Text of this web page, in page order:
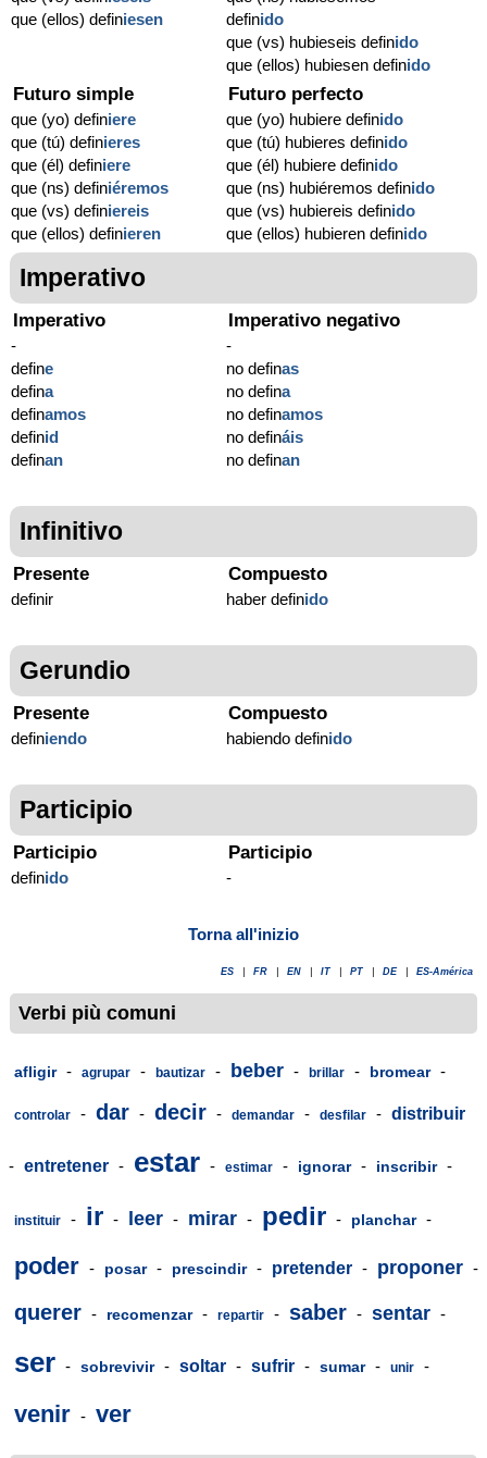
que (ellos) definiesen
definido
que (vs) hubieseis definido
que (ellos) hubiesen definido
Futuro simple
que (yo) definiere
que (tú) definieres
que (él) definiere
que (ns) definiéremos
que (vs) definiereis
que (ellos) definieren
Futuro perfecto
que (yo) hubiere definido
que (tú) hubieres definido
que (él) hubiere definido
que (ns) hubiéremos definido
que (vs) hubiereis definido
que (ellos) hubieren definido
Imperativo
Imperativo
-
define
defina
definamos
definid
definan
Imperativo negativo
-
no definas
no defina
no definamos
no defináis
no definan
Infinitivo
Presente
definir
Compuesto
haber definido
Gerundio
Presente
definiendo
Compuesto
habiendo definido
Participio
Participio
definido
Participio
-
Torna all'inizio
ES FR EN IT PT DE ES-América
Verbi più comuni
afligir - agrupar - bautizar - beber - brillar - bromear -
controlar - dar - decir - demandar - desfilar - distribuir
- entretener - estar - estimar - ignorar - inscribir -
instituir - ir - leer - mirar - pedir - planchar -
poder - posar - prescindir - pretender - proponer -
querer - recomenzar - repartir - saber - sentar -
ser - sobrevivir - soltar - sufrir - sumar - unir -
venir - ver